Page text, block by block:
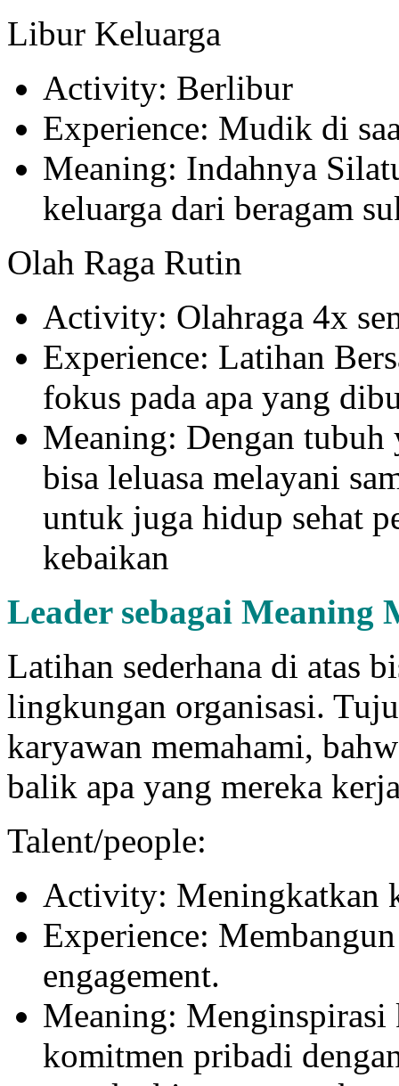
Libur Keluarga
Activity: Berlibur
Experience: Mudik di
Meaning: Indahnya
keluarga dari beragam
Olah Raga Rutin
Activity: Olahraga 4x
Experience: Latihan
fokus pada apa yang
Meaning: Dengan tubuh
bisa leluasa melayani
untuk juga hidup sehat
kebaikan
Leader sebagai Meaning
Latihan sederhana di atas
lingkungan organisasi.
karyawan memahami,
balik apa yang mereka
Talent/people:
Activity: Meningkatkan
Experience:
engagement.
Meaning: Menginspirasi
komitmen pribadi